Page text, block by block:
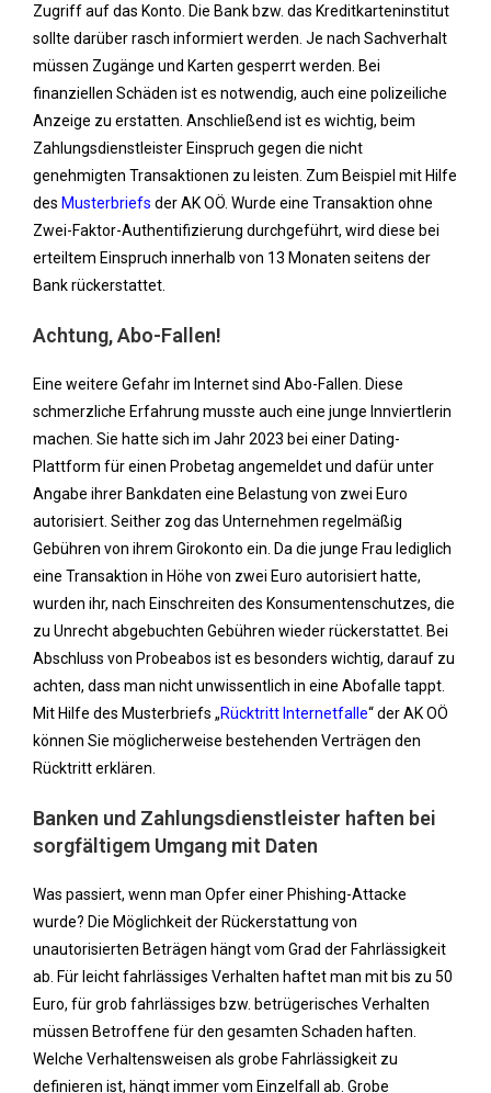
Zugriff auf das Konto. Die Bank bzw. das Kreditkarteninstitut
sollte darüber rasch informiert werden. Je nach Sachverhalt
müssen Zugänge und Karten gesperrt werden. Bei
finanziellen Schäden ist es notwendig, auch eine polizeiliche
Anzeige zu erstatten. Anschließend ist es wichtig, beim
Zahlungsdienstleister Einspruch gegen die nicht
genehmigten Transaktionen zu leisten. Zum Beispiel mit Hilfe
des Musterbriefs der AK OÖ. Wurde eine Transaktion ohne
Zwei-Faktor-Authentifizierung durchgeführt, wird diese bei
erteiltem Einspruch innerhalb von 13 Monaten seitens der
Bank rückerstattet.
Achtung, Abo-Fallen!
Eine weitere Gefahr im Internet sind Abo-Fallen. Diese
schmerzliche Erfahrung musste auch eine junge Innviertlerin
machen. Sie hatte sich im Jahr 2023 bei einer Dating-
Plattform für einen Probetag angemeldet und dafür unter
Angabe ihrer Bankdaten eine Belastung von zwei Euro
autorisiert. Seither zog das Unternehmen regelmäßig
Gebühren von ihrem Girokonto ein. Da die junge Frau lediglich
eine Transaktion in Höhe von zwei Euro autorisiert hatte,
wurden ihr, nach Einschreiten des Konsumentenschutzes, die
zu Unrecht abgebuchten Gebühren wieder rückerstattet. Bei
Abschluss von Probeabos ist es besonders wichtig, darauf zu
achten, dass man nicht unwissentlich in eine Abofalle tappt.
Mit Hilfe des Musterbriefs „Rücktritt Internetfalle“ der AK OÖ
können Sie möglicherweise bestehenden Verträgen den
Rücktritt erklären.
Banken und Zahlungsdienstleister haften bei
sorgfältigem Umgang mit Daten
Was passiert, wenn man Opfer einer Phishing-Attacke
wurde? Die Möglichkeit der Rückerstattung von
unautorisierten Beträgen hängt vom Grad der Fahrlässigkeit
ab. Für leicht fahrlässiges Verhalten haftet man mit bis zu 50
Euro, für grob fahrlässiges bzw. betrügerisches Verhalten
müssen Betroffene für den gesamten Schaden haften.
Welche Verhaltensweisen als grobe Fahrlässigkeit zu
definieren ist, hängt immer vom Einzelfall ab. Grobe